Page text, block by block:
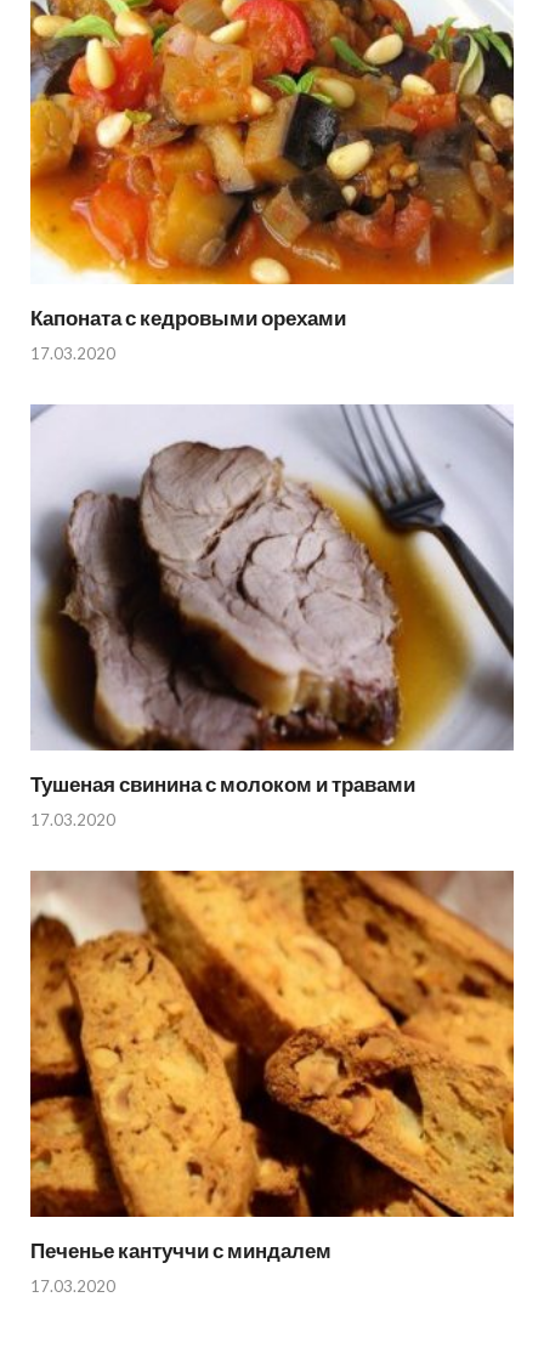
Капоната с кедровыми орехами
17.03.2020
Тушеная свинина с молоком и травами
17.03.2020
Печенье кантуччи с миндалем
17.03.2020